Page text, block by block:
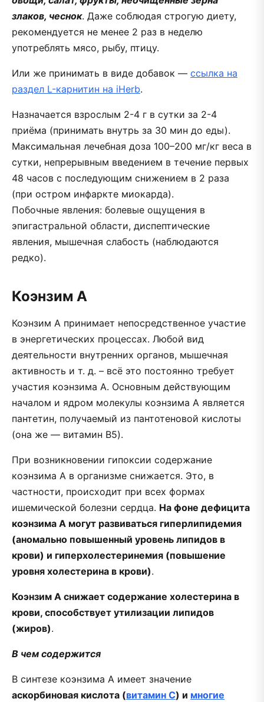
злаков, чеснок. Даже соблюдая строгую диету,
рекомендуется не менее 2 раз в неделю
употреблять мясо, рыбу, птицу.
Или же принимать в виде добавок — ссылка на
раздел L-карнитин на iHerb.
Назначается взрослым 2-4 г в сутки за 2-4
приёма (принимать внутрь за 30 мин до еды).
Максимальная лечебная доза 100–200 мг/кг веса в
сутки, непрерывным введением в течение первых
48 часов с последующим снижением в 2 раза
(при остром инфаркте миокарда).
Побочные явления: болевые ощущения в
эпигастральной области, диспептические
явления, мышечная слабость (наблюдаются
редко).
Коэнзим А
Коэнзим А принимает непосредственное участие
в энергетических процессах. Любой вид
деятельности внутренних органов, мышечная
активность и т. д. – всё это постоянно требует
участия коэнзима А. Основным действующим
началом и ядром молекулы коэнзима А является
пантетин, получаемый из пантотеновой кислоты
(она же — витамин B5).
При возникновении гипоксии содержание
коэнзима А в организме снижается. Это, в
частности, происходит при всех формах
ишемической болезни сердца. На фоне дефицита
коэнзима А могут развиваться гиперлипидемия
(аномально повышенный уровень липидов в
крови) и гиперхолестеринемия (повышение
уровня холестерина в крови).
Коэнзим А снижает содержание холестерина в
крови, способствует утилизации липидов
(жиров).
В чем содержится
В синтезе коэнзима А имеет значение
аскорбиновая кислота (витамин C) и многие